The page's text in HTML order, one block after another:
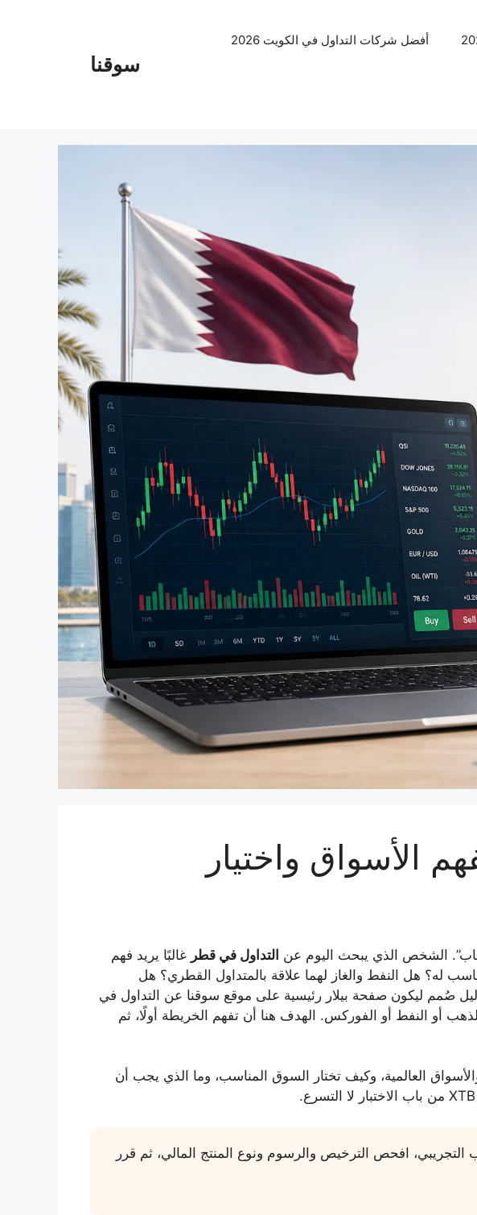
سوقنا
أفضل شركات التداول في الكويت 2026
عملي لفهم الأسواق واختيار
الشخص الذي يبحث اليوم عن التداول في قطر غالبًا يريد فهم
له؟ هل النفط والغاز لهما علاقة بالمتداول القطري؟ هل
صُمم ليكون صفحة بيلار رئيسية على موقع سوقنا عن التداول في
النفط أو الفوركس. الهدف هنا أن تفهم الخريطة أولًا، ثم
العالمية، وكيف تختار السوق المناسب، وما الذي يجب أن
افحص الترخيص والرسوم ونوع المنتج المالي، ثم قرر